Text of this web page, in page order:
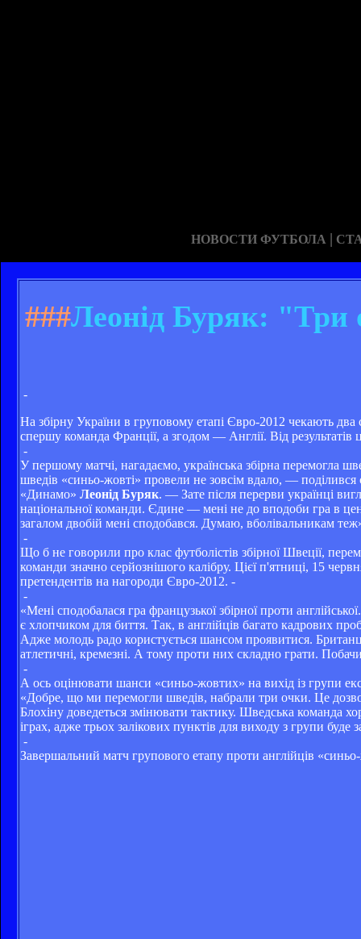
НОВОСТИ ФУТБОЛА |
###Леонід Буряк: "Три
-
На збірну України в груповому етапі Євро-2012 чекають
спершу команда Франції, а згодом — Англії. Від результатів
-
У першому матчі, нагадаємо, українська збірна перемогла
шведів «синьо-жовті» провели не зовсім вдало, — поділився
«Динамо» Леонід Буряк. — Зате після перерви українці
національної команди. Єдине — мені не до вподоби гра в
загалом двобій мені сподобався. Думаю, вболівальникам
-
Що б не говорили про клас футболістів збірної Швеції,
команди значно серйознішого калібру. Цієї п'ятниці, 15
претендентів на нагороди Євро-2012. -
-
«Мені сподобалася гра французької збірної проти
є хлопчиком для биття. Так, в англійців багато кадрових
Адже молодь радо користується шансом проявитися.
атлетичні, кремезні. А тому проти них складно грати.
-
А ось оцінювати шанси «синьо-жовтих» на вихід із групи
«Добре, що ми перемогли шведів, набрали три очки. Це
Блохіну доведеться змінювати тактику. Шведська команда
іграх, адже трьох залікових пунктів для виходу з групи буде
-
Завершальний матч групового етапу проти англійців